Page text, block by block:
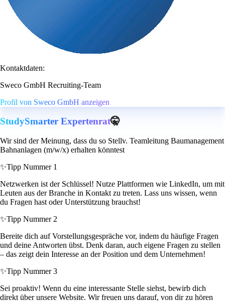
Kontaktdaten:
Sweco GmbH Recruiting-Team
Profil von Sweco GmbH anzeigen
StudySmarter Expertenrat🤫
Wir sind der Meinung, dass du so Stellv. Teamleitung Baumanagement
Bahnanlagen (m/w/x) erhalten könntest
✨Tipp Nummer 1
Netzwerken ist der Schlüssel! Nutze Plattformen wie LinkedIn, um mit
Leuten aus der Branche in Kontakt zu treten. Lass uns wissen, wenn
du Fragen hast oder Unterstützung brauchst!
✨Tipp Nummer 2
Bereite dich auf Vorstellungsgespräche vor, indem du häufige Fragen
und deine Antworten übst. Denk daran, auch eigene Fragen zu stellen
– das zeigt dein Interesse an der Position und dem Unternehmen!
✨Tipp Nummer 3
Sei proaktiv! Wenn du eine interessante Stelle siehst, bewirb dich
direkt über unsere Website. Wir freuen uns darauf, von dir zu hören